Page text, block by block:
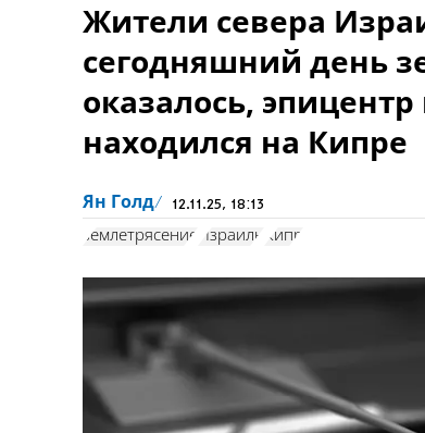
Жители севера
сегодняшний день
оказалось,
находился на Кипре
Ян Голд 12.11.25, 18:13
землетрясение Израиль Кипр